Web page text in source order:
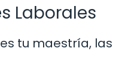
Laborales
tu maestría, las